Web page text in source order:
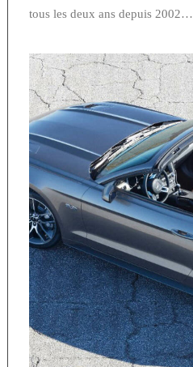
tous les deux ans depuis 2002…